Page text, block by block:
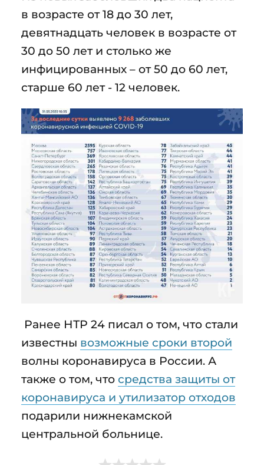
в возрасте от 18 до 30 лет,
девятнадцать человек в возрасте от
30 до 50 лет и столько же
инфицированных – от 50 до 60 лет,
старше 60 лет - 12 человек.
Ранее НТР 24 писал о том, что стали
известны возможные сроки второй
волны коронавируса в России. А
также о том, что средства защиты от
коронавируса и утилизатор отходов
подарили нижнекамской
центральной больнице.